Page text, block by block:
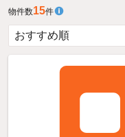
物件数15件